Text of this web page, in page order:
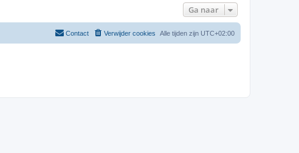
Ga naar
Alle tijden zijn UTC+02:00
Verwijder cookies
Contact